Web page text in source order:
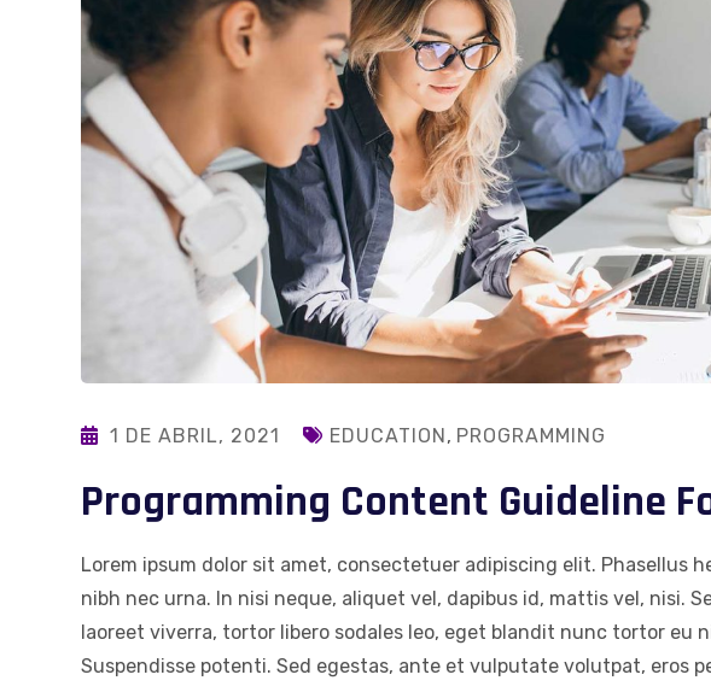
1 DE ABRIL, 2021 EDUCATION, PROGRAMMING
Programming Content Guideline
Lorem ipsum dolor sit amet, consectetuer adipiscing elit. Phasellus
nibh nec urna. In nisi neque, aliquet vel, dapibus id, mattis vel, nisi.
laoreet viverra, tortor libero sodales leo, eget blandit nunc tortor eu
Suspendisse potenti. Sed egestas, ante et vulputate volutpat, eros